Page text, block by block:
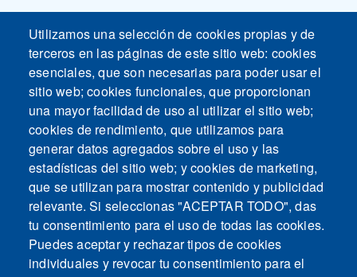
Utilizamos una selección de cookies propias y de
terceros en las páginas de este sitio web: cookies
esenciales, que son necesarias para poder usar el
sitio web; cookies funcionales, que proporcionan
una mayor facilidad de uso al utilizar el sitio web;
cookies de rendimiento, que utilizamos para
generar datos agregados sobre el uso y las
estadísticas del sitio web; y cookies de marketing,
que se utilizan para mostrar contenido y publicidad
relevante. Si seleccionas "ACEPTAR TODO", das
tu consentimiento para el uso de todas las cookies.
Puedes aceptar y rechazar tipos de cookies
individuales y revocar tu consentimiento para el